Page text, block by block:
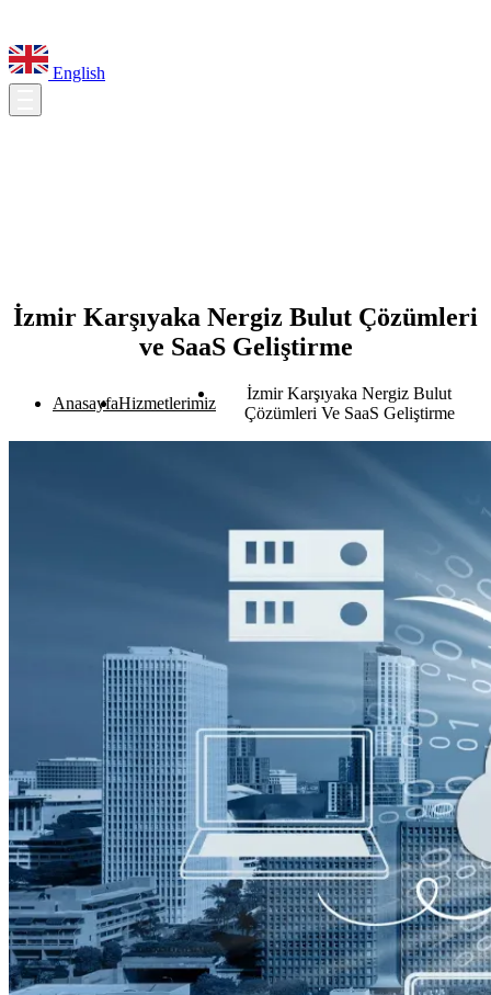
English
İzmir Karşıyaka Nergiz Bulut Çözümleri
ve SaaS Geliştirme
AnasayfaHizmetlerimiz
İzmir Karşıyaka Nergiz Bulut
Çözümleri Ve SaaS Geliştirme